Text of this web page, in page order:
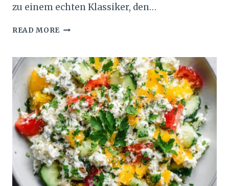
zu einem echten Klassiker, den…
READ MORE OMAS
AUER –
T
RADITIONELLES R
EZEPT